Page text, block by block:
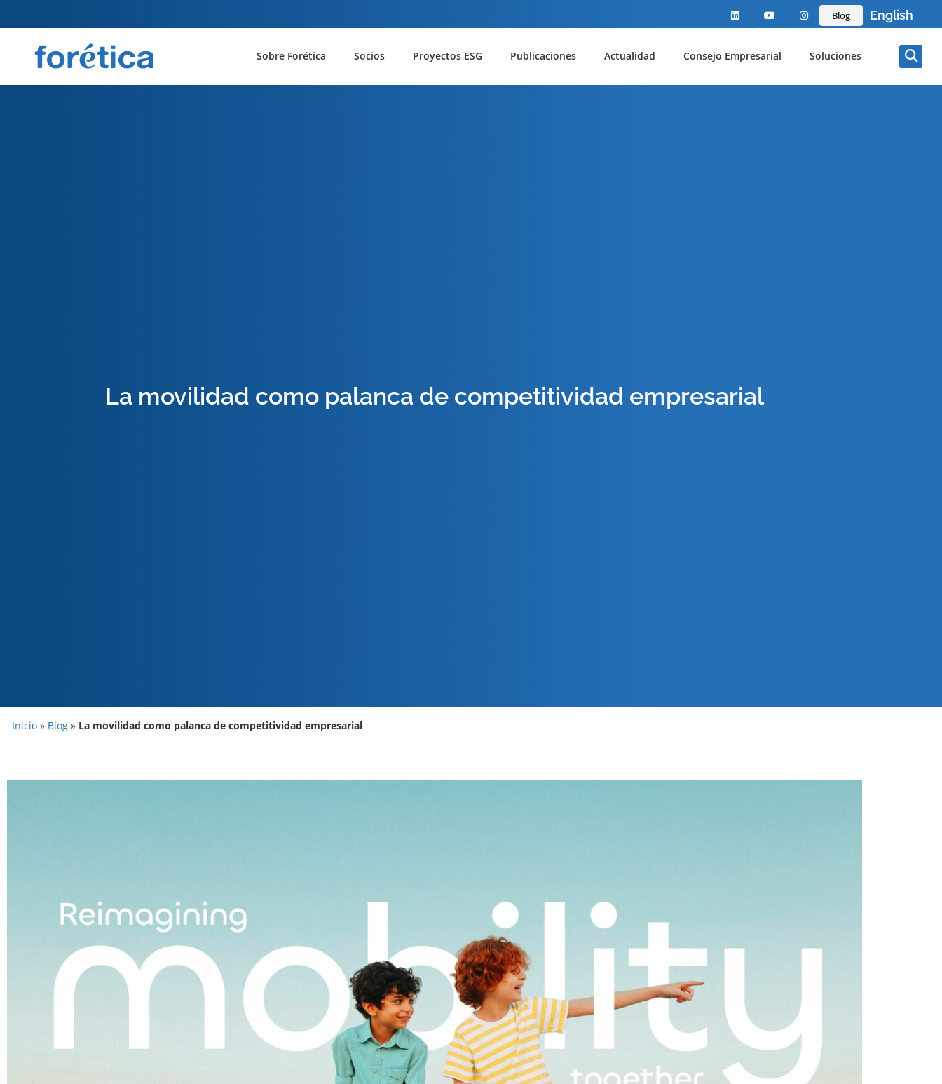
Blog English
Sobre Forética Socios Proyectos ESG Publicaciones Actualidad Consejo Empresarial Soluciones
La movilidad como palanca de competitividad empresarial
Inicio » Blog » La movilidad como palanca de competitividad empresarial